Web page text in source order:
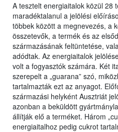
A tesztelt energiaitalok közül 28
maradéktalanul a jelölési
többek között a megnevezés, a
összetevők, a termék és az
származásának feltüntetése,
adódtak. Az energiaitalok
volt a fogyasztók számára. Két
szerepelt a „guarana” szó,
tartalmazták ezt az anyagot.
származási helyként Ausztriát
azonban a beküldött
állítják elő a terméket. Három
energiaitalhoz pedig cukrot